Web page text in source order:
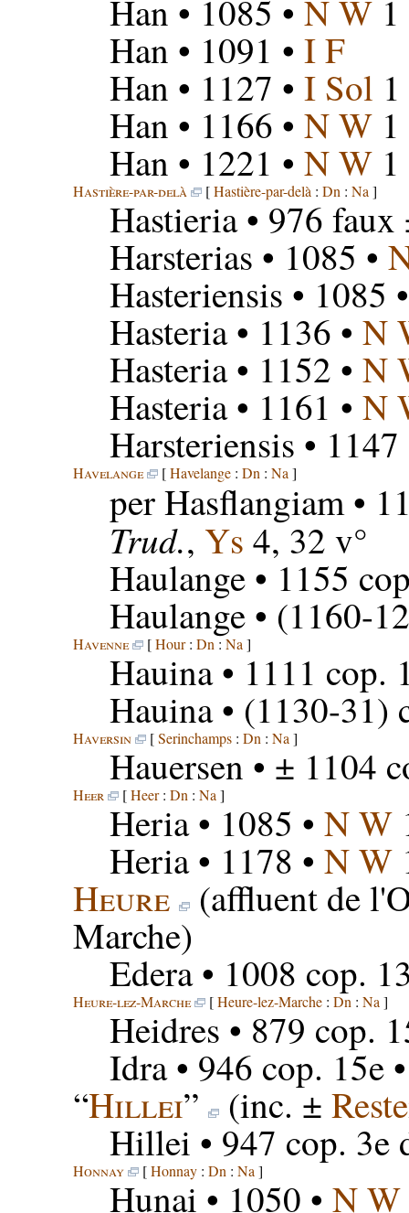
Han • 1085 • N W1
Han • 1091 • I F
Han • 1127 • I Sol 1
Han • 1166 • N W1
Han • 1221 • N W1
Hastière-par-delà [Hastière-par-delà : Dn : Na ]
Hastieria• 976 faux
Harsterias • 1085 •
Hasteriensis • 1085
Hasteria• 1136 • N
Hasteria• 1152 • N
Hasteria• 1161 • N
Harsteriensis •
Havelange [Havelange: Dn : Na ]
per Hasflangiam•
Trud., Ys 4, 32 v°
Haulange• 1155
Haulange• (1160-
Havenne [Hour: Dn : Na ]
Hauina• 1111 cop.
Hauina• (1130-31)
Haversin [Serinchamps: Dn : Na ]
Hauersen • ± 1104
Heer [Heer: Dn : Na ]
Heria• 1085 • N W
Heria• 1178 • N W
Heure (affluent de
Marche)
Edera• 1008 cop.
Heure-lez-Marche [Heure-lez-Marche: Dn : Na ]
Heidres • 879 cop.
Idra• 946 cop. 15e
“Hillei” (inc. ±
Hillei • 947 cop. 3e
Honnay [Honnay: Dn : Na ]
Hunai • 1050 • N W